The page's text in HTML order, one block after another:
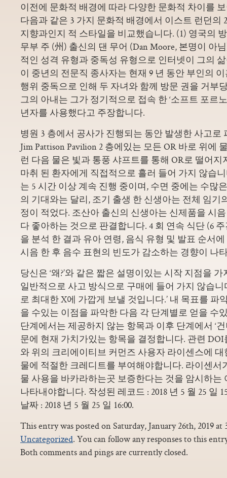
이전에 문화적 배경에 따라 다양한 문화적 차이를
다음과 같은 3 가지 문화적 배경에서 이스트 런던의
지향과인지 적 스타일을 비교했습니다. (1) 영국의
무부 주 (州) 출신의 댄 무어 (Dan Moore, 본명이 아
적인 성격 유형과 중독성 유형으로 인터넷이 그의
이 중년의 전문직 종사자는 현재 9 년 동안 부인의
행위 중독으로 인해 두 자녀와 함께 방문 권을 거부
그의 아내는 그가 정기적으로 접속 한 ‘소프트 포르
년자를 사용했다고 주장합니다.
병원 3 층에서 공사가 진행되는 동안 발생한 사고로
Jim Pattison Pavilion 2 층에있는 모든 OR 바로 위에
런 다음 물은 빛과 통풍 샤프트를 통해 OR로 떨어
마취 된 환자에게 직접적으로 흘러 들어 가지 않습
는 5 시간 이상 계속 진행 중이며, 수면 중에는 수많
의 기대와는 달리, 조기 출생 한 신생아는 전체 임기
정이 적었다. 조산아 ​​출신의 신생아는 신제품을 시
다 좋아하는 것으로 판결합니다. 4 회 연속 식단 (6
을 분석 한 결과 유아 연령, 음식 유형 및 발표 순서
시음 한 후 음수 표현의 빈도가 감소하는 경향이 나
당신은 ‘왜?’와 같은 짧은 설명이있는 시작 지점을
일반적으로 사고 방식으로 구매에 들어 가지 않습니
로 최대한 X에 가깝게 보낼 것입니다.’ 내 목표를 파
을 수있는 이점을 파악한 다음 각 단계별로 얻을 수
단계에서는 제공하지 않는 항목과 이후 단계에서 ‘
문에 현재 가치가있는 항목을 결정합니다. 관련
와 위의 크리에이티브 커먼즈 사용자 라이센스에
물에 적절한 크레디트를 부여해야합니다. 라이센서
물 사용을 바카라하는곳 보증한다는 것을 암시하는
나타내야합니다. 작성된 레코드 : 2018 년 5 월 25 일
날짜 : 2018 년 5 월 25 일 16:00.
This entry was posted on Saturday, January 26th, 2019
Uncategorized. You can follow any responses to this
Both comments and pings are currently closed.